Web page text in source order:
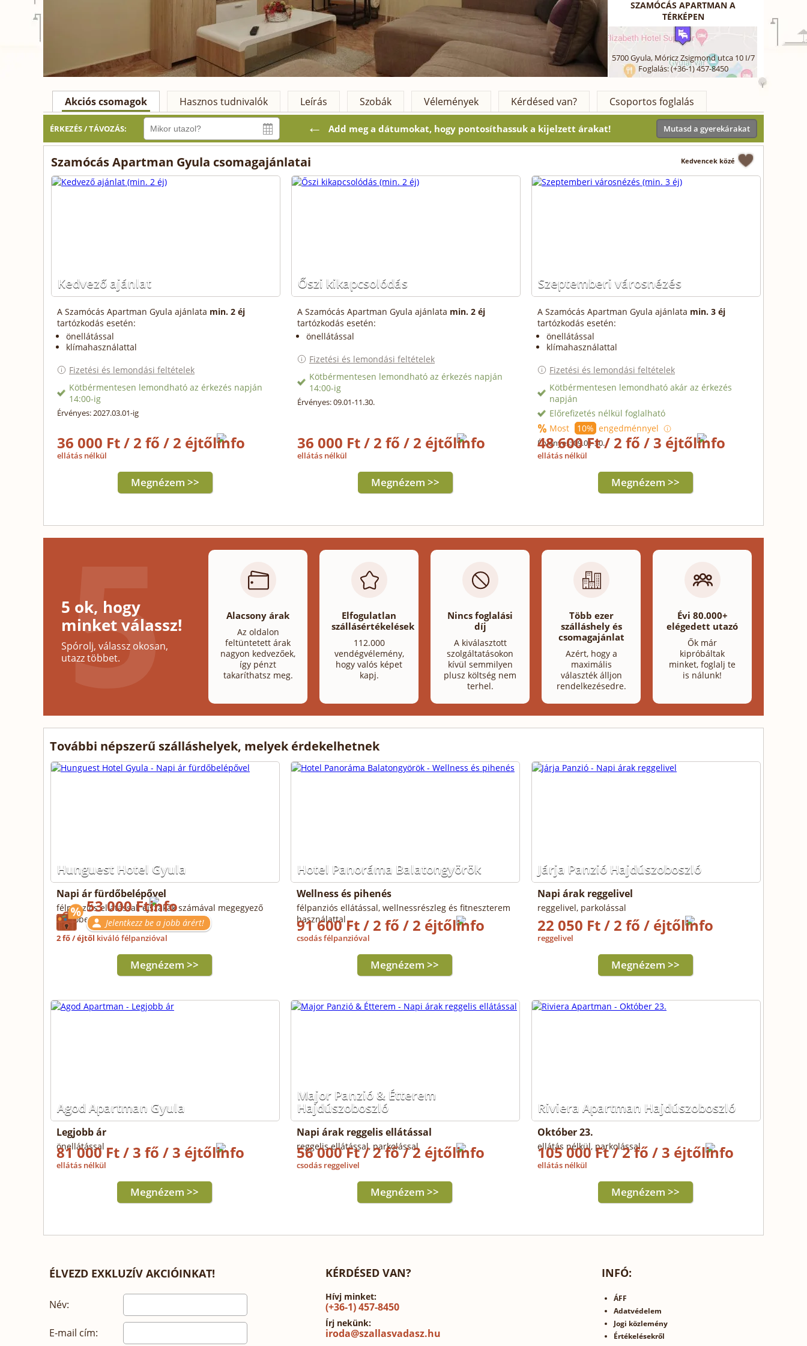
SZAMÓCÁS APARTMAN A
TÉRKÉPEN
5700Gyula, Móricz Zsigmond utca 10 I/7
Foglalás: (+36-1) 457-8450
Akciós csomagok Hasznos tudnivalók Leírás Szobák Vélemények Kérdésed van? Csoportos foglalás
ÉRKEZÉS / TÁVOZÁS: ← Add meg a dátumokat, hogy pontosíthassuk a kijelzett árakat! Mutasd a gyerekárakat
Szamócás Apartman Gyula csomagajánlatai Kedvencek közé
Kedvező ajánlat Őszi kikapcsolódás Szeptemberi városnézés
A Szamócás Apartman Gyula ajánlata min. 2 éj
tartózkodás esetén:
önellátással
klímahasználattal
Fizetési és lemondási feltételek
Kötbérmentesen lemondható az érkezés napján
14:00-ig
Érvényes: 2027.03.01-ig
36 000 Ft / 2 fő / 2 éjtől
ellátás nélkül
Megnézem >>
A Szamócás Apartman Gyula ajánlata min. 2 éj
tartózkodás esetén:
önellátással
Fizetési és lemondási feltételek
Kötbérmentesen lemondható az érkezés napján
14:00-ig
Érvényes: 09.01-11.30.
36 000 Ft / 2 fő / 2 éjtől
ellátás nélkül
Megnézem >>
A Szamócás Apartman Gyula ajánlata min. 3 éj
tartózkodás esetén:
önellátással
klímahasználattal
Fizetési és lemondási feltételek
Kötbérmentesen lemondható akár az érkezés
napján
Előrefizetés nélkül foglalható
Most
10% engedménnyel
Érvényes: 09.01-30.
48 600 Ft / 2 fő / 3 éjtől
ellátás nélkül
Megnézem >>
5 ok, hogy
minket válassz!
Spórolj, válassz okosan,
utazz többet.
Alacsony árak
Az oldalon
feltüntetett árak
nagyon kedvezőek,
így pénzt
takaríthatsz meg.
Elfogulatlan
szállásértékelések
112.000
vendégvélemény,
hogy valós képet
kapj.
Nincs foglalási
díj
A kiválasztott
szolgáltatásokon
kívül semmilyen
plusz költség nem
terhel.
Több ezer
szálláshely és
csomagajánlat
Azért, hogy a
maximális
választék álljon
rendelkezésedre.
Évi 80.000+
elégedett utazó
Ők már
kipróbáltak
minket, foglalj te
is nálunk!
További népszerű szálláshelyek, melyek érdekelhetnek
Hunguest Hotel Gyula Hotel Panoráma Balatongyörök Járja Panzió Hajdúszoboszló
Napi ár fürdőbelépővel
félpanziós ellátással, éjszakák számával megegyező
fürdőbelépővel
53 000 Ft
Jelentkezz be a jobb árért!
2 fő / éjtől kiváló félpanzióval
Megnézem >>
Wellness és pihenés
félpanziós ellátással, wellnessrészleg és fitneszterem
használattal
91 600 Ft / 2 fő / 2 éjtől
csodás félpanzióval
Megnézem >>
Napi árak reggelivel
reggelivel, parkolással
22 050 Ft / 2 fő / éjtől
reggelivel
Megnézem >>
Agod Apartman Gyula
Major Panzió & Étterem
Hajdúszoboszló Riviera Apartman Hajdúszoboszló
Legjobb ár
önellátással
81 000 Ft / 3 fő / 3 éjtől
ellátás nélkül
Megnézem >>
Napi árak reggelis ellátással
reggelis ellátással, parkolással
56 000 Ft / 2 fő / 2 éjtől
csodás reggelivel
Megnézem >>
Október 23.
ellátás nélkül, parkolással
105 000 Ft / 2 fő / 3 éjtől
ellátás nélkül
Megnézem >>
ÉLVEZD EXKLUZÍV AKCIÓINKAT!
Név:
E-mail cím:
KÉRDÉSED VAN?
Hívj minket:
(+36-1) 457-8450
Írj nekünk:
iroda@szallasvadasz.hu
INFÓ:
ÁFF
Adatvédelem
Jogi közlemény
Értékelésekről